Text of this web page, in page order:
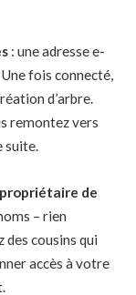
: une adresse e-
fois connecté,
d’arbre.
remontez vers
suite.
de
– rien
des cousins qui
accès à votre